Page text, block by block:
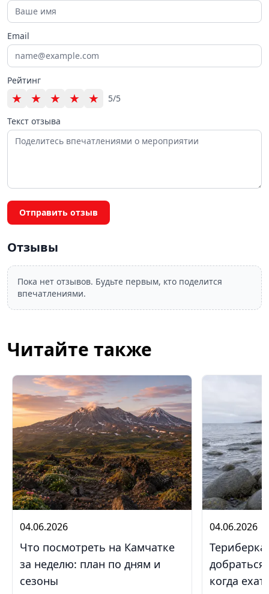
Email
Рейтинг
★ ★ ★ ★ ★
5/5
Текст отзыва
Отправить отзыв
Отзывы
Пока нет отзывов. Будьте первым, кто поделится
впечатлениями.
Читайте также
04.06.2026
Что посмотреть на Камчатке
за неделю: план по дням и
сезоны
04.06.2026
когда